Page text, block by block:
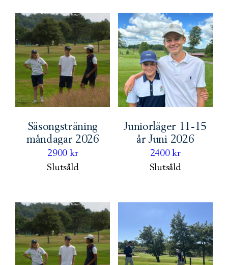
Säsongsträning
måndagar 2026
2900 kr
Slutsåld
Juniorläger 11-15
år Juni 2026
2400kr
Slutsåld